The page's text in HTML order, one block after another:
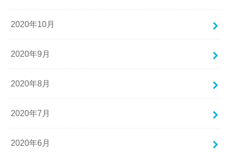
2020年10月
2020年9月
2020年8月
2020年7月
2020年6月